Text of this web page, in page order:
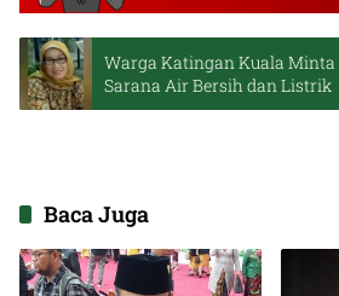
Warga Katingan Kuala
Sarana Air Bersih dan Listrik
Baca Juga